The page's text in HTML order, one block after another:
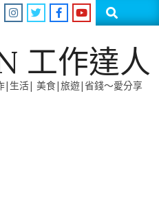
Search
工作達人
|生活| 美食|旅遊|省錢～愛分享